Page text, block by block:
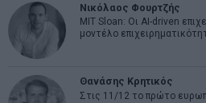
Νικόλαος Φουρτζής
MIT Sloan: Οι AI-driven
μοντέλο
Θανάσης Κρητικός
Στις 11/12 το πρώτο